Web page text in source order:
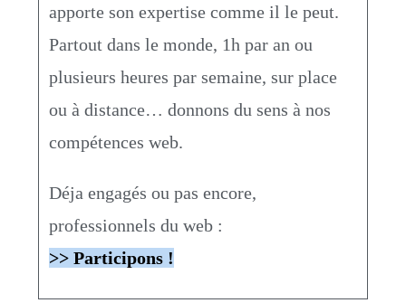
apporte son expertise comme il le peut.
Partout dans le monde, 1h par an ou
plusieurs heures par semaine, sur place
ou à distance… donnons du sens à nos
compétences web.
Déja engagés ou pas encore,
professionnels du web :
>> Participons !